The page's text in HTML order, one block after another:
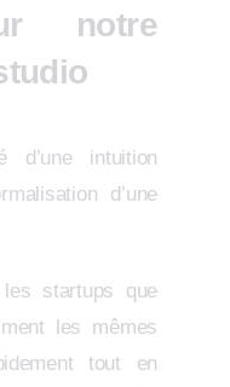
notre
d’une intuition
d’une
les startups que
les mêmes
tout en